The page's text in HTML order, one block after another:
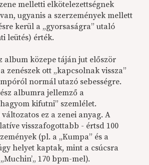
melletti elkötelezettségnek
ugyanis a szerzemények mellett
kerül a „gyorsaságra” utaló
leütés) érték.
album közepe táján jut először
zenészek ott „kapcsolnak vissza”
normál utazó sebességre.
albumra jellemző a
kifutni” szemlélet.
ez a zenei anyag. A
visszafogottabb - értsd 100
(pl. a „Kumpa” és a
helyet kaptak, mint a csúcsra
170 bpm-mel).